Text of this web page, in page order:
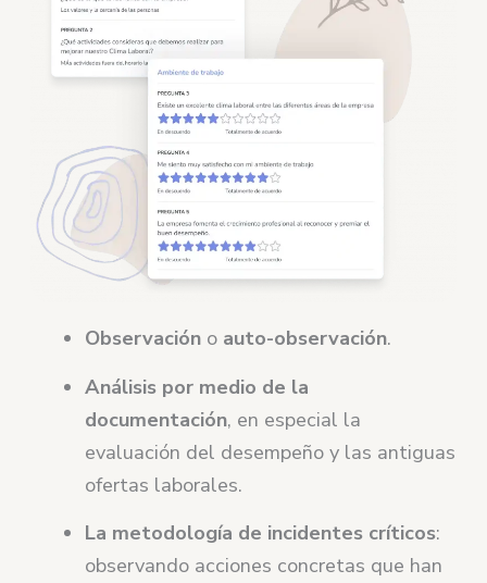
Observación o auto-observación.
Análisis por medio de la
documentación, en especial la
evaluación del desempeño y las antiguas
ofertas laborales.
La metodología de incidentes críticos:
observando acciones concretas que han